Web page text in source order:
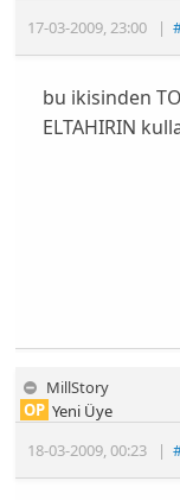
17-03-2009,23:00 |
bu ikisinden
ELTAHIRIN
MillStory
18-03-2009,00:23 |
OP Yeni Üye